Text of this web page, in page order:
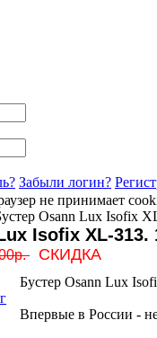
Забыли логин?
не принимает
Osann Lux Isofix
Isofix XL-313.
СКИДКА
Бустер Osann Lux
Впервые в России -